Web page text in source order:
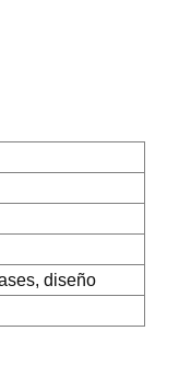
diseño